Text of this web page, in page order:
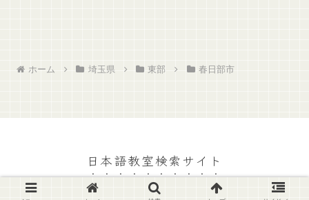
ホーム 埼玉県 東部 春日部市
日本語教室検索サイト
© 2023 日本語教室検索サイト.